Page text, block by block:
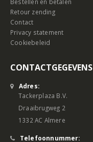
Bestellen en betalen
Retour zending
Contact
Privacy statement
Cookiebeleid
CONTACTGEGEVENS
Adres:
Tackerplaza B.V.
Draaibrugweg 2
1332 AC Almere
Telefoonnummer: